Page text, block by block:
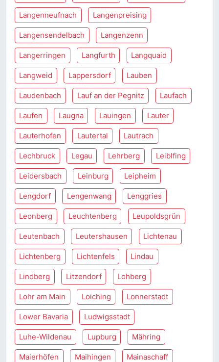
Langenneufnach Langenpreising
Langensendelbach Langenzenn
Langerringen Langfurth Langquaid
Langweid Lappersdorf Lauben
Laudenbach Lauf an der Pegnitz Laufach
Laufen Laugna Lauingen Lauter
Lauterhofen Lautertal Lautrach
Lechbruck Legau Lehrberg Leiblfing
Leidersbach Leinburg Leipheim
Lengdorf Lengenwang Lenggries
Leonberg Leuchtenberg Leupoldsgrün
Leutenbach Leutershausen Lichtenau
Lichtenberg Lichtenfels Lindau
Lindberg Litzendorf Lohberg
Lohr am Main Loiching Lonnerstadt
Lower Bavaria Ludwigsstadt
Luhe-Wildenau Lupburg Mähring
Maierhöfen Maihingen Mainaschaff